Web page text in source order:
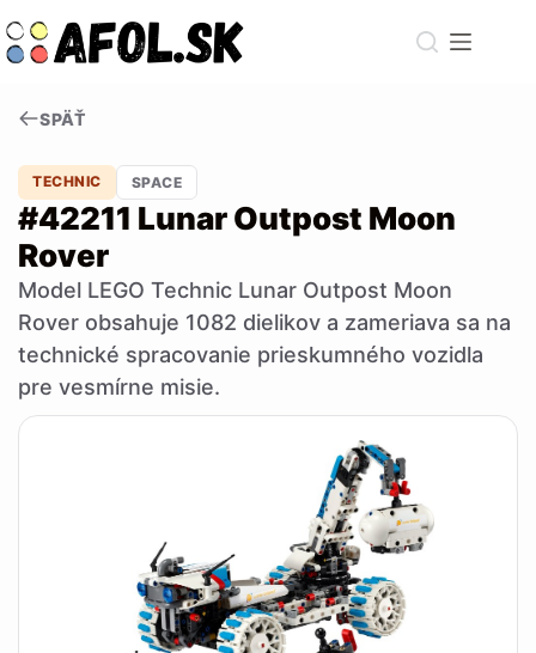
to
content
SPÄŤ
TECHNIC SPACE
#42211 Lunar Outpost Moon
Rover
Model LEGO Technic Lunar Outpost Moon
Rover obsahuje 1082 dielikov a zameriava sa na
technické spracovanie prieskumného vozidla
pre vesmírne misie.